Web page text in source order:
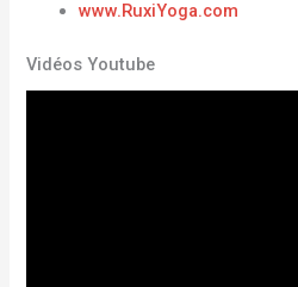
www.RuxiYoga.com
Vidéos Youtube